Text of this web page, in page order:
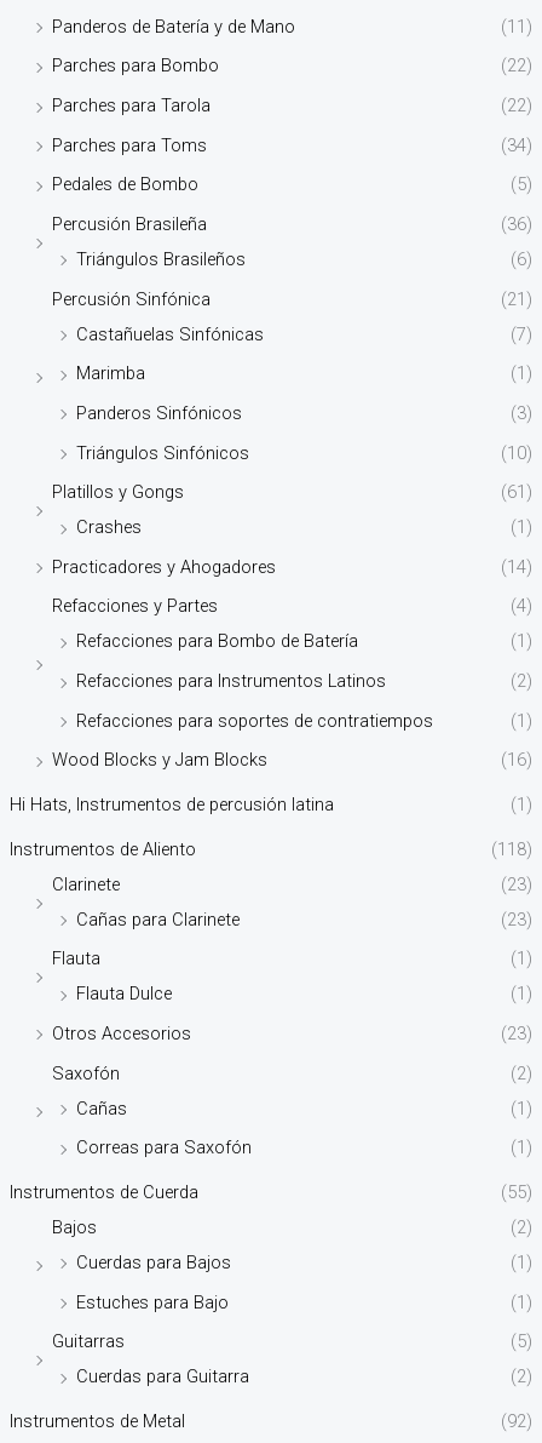
Panderos de Batería y de Mano
(11)
Parches para Bombo
(22)
Parches para Tarola
(22)
Parches para Toms
(34)
Pedales de Bombo
(5)
Percusión Brasileña
(36)
Triángulos Brasileños
(6)
Percusión Sinfónica
(21)
Castañuelas Sinfónicas
(7)
Marimba
(1)
Panderos Sinfónicos
(3)
Triángulos Sinfónicos
(10)
Platillos y Gongs
(61)
Crashes
(1)
Practicadores y Ahogadores
(14)
Refacciones y Partes
(4)
Refacciones para Bombo de Batería
(1)
Refacciones para Instrumentos Latinos
(2)
Refacciones para soportes de contratiempos
(1)
Wood Blocks y Jam Blocks
(16)
Hi Hats, Instrumentos de percusión latina (1)
Instrumentos de Aliento
(118)
Clarinete
(23)
Cañas para Clarinete
(23)
Flauta
(1)
Flauta Dulce
(1)
Otros Accesorios
(23)
Saxofón
(2)
Cañas
(1)
Correas para Saxofón
(1)
Instrumentos de Cuerda
(55)
Bajos
(2)
Cuerdas para Bajos
(1)
Estuches para Bajo
(1)
Guitarras
(5)
Cuerdas para Guitarra
(2)
Instrumentos de Metal
(92)